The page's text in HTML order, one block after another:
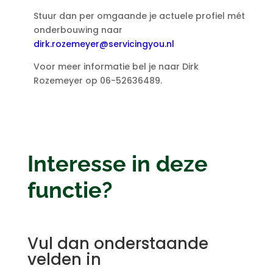
Stuur dan per omgaande je actuele profiel mét
onderbouwing naar
dirk.rozemeyer@servicingyou.nl
Voor meer informatie bel je naar Dirk
Rozemeyer op 06-52636489.
Interesse in deze
functie?
Vul dan onderstaande
velden in